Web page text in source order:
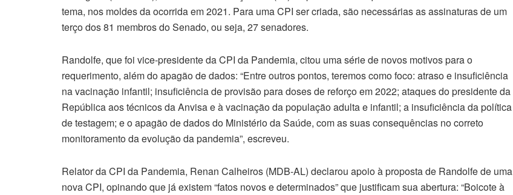
tema, nos moldes da ocorrida em 2021. Para uma CPI ser criada, são necessárias as assinaturas de um
terço dos 81 membros do Senado, ou seja, 27 senadores.
Randolfe, que foi vice-presidente da CPI da Pandemia, citou uma série de novos motivos para o
requerimento, além do apagão de dados: “Entre outros pontos, teremos como foco: atraso e insuficiência
na vacinação infantil; insuficiência de provisão para doses de reforço em 2022; ataques do presidente da
República aos técnicos da Anvisa e à vacinação da população adulta e infantil; a insuficiência da política
de testagem; e o apagão de dados do Ministério da Saúde, com as suas consequências no correto
monitoramento da evolução da pandemia”, escreveu.
Relator da CPI da Pandemia, Renan Calheiros (MDB-AL) declarou apoio à proposta de Randolfe de uma
nova CPI, opinando que já existem “fatos novos e determinados” que justificam sua abertura: “Boicote à